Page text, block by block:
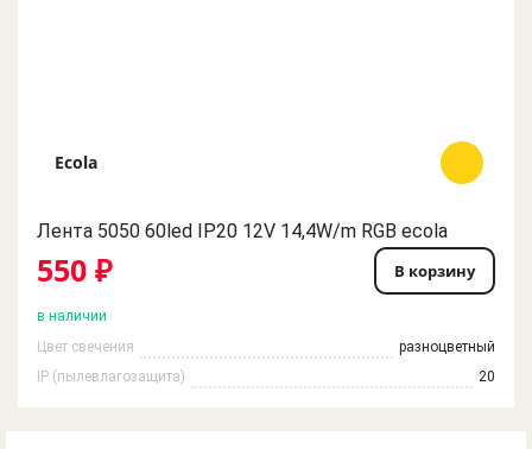
Ecola
Лента 5050 60led IP20 12V 14,4W/m RGB ecola
550 ₽ В корзину
в наличии
Цвет свечения
разноцветный
IP (пылевлагозащита)
20